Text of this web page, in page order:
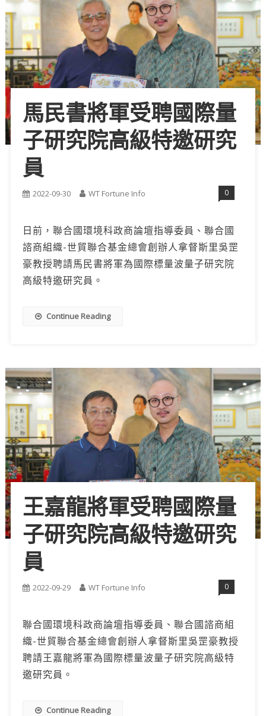
馬民書將軍受聘國際量
子研究院高級特邀研究
員
2022-09-30 WT Fortune Info 0
日前，聯合國環境科政商論壇指導委員、聯合國
諮商組織-世貿聯合基金總會創辦人拿督斯里吳罡
豪教授聘請馬民書將軍為國際標量波量子研究院
高級特邀研究員。
Continue Reading
王嘉龍將軍受聘國際量
子研究院高級特邀研究
員
2022-09-29 WT Fortune Info 0
聯合國環境科政商論壇指導委員、聯合國諮商組
織-世貿聯合基金總會創辦人拿督斯里吳罡豪教授
聘請王嘉龍將軍為國際標量波量子研究院高級特
邀研究員。
Continue Reading